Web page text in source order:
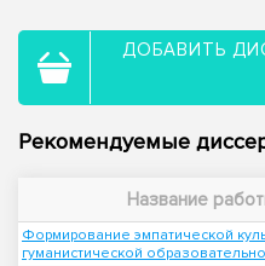
ДОБАВИТЬ
Рекомендуемые
Название
Формирование эмпатической
гуманистической